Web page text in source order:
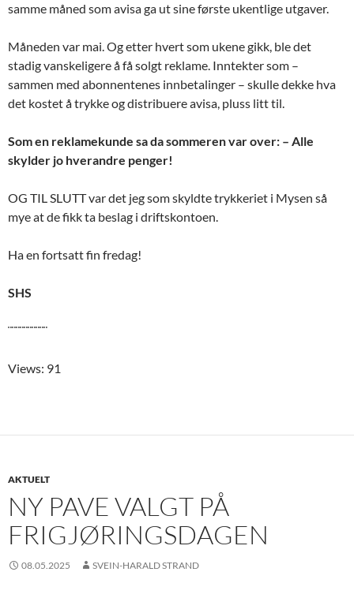
samme måned som avisa ga ut sine første ukentlige utgaver.
Måneden var mai. Og etter hvert som ukene gikk, ble det
stadig vanskeligere å få solgt reklame. Inntekter som –
sammen med abonnentenes innbetalinger – skulle dekke hva
det kostet å trykke og distribuere avisa, pluss litt til.
Som en reklamekunde sa da sommeren var over: – Alle
skylder jo hverandre penger!
OG TIL SLUTT var det jeg som skyldte trykkeriet i Mysen så
mye at de fikk ta beslag i driftskontoen.
Ha en fortsatt fin fredag!
SHS
¨¨¨¨¨¨¨¨¨¨
Views: 91
AKTUELT
NY PAVE VALGT PÅ
FRIGJØRINGSDAGEN
08.05.2025 SVEIN-HARALD STRAND